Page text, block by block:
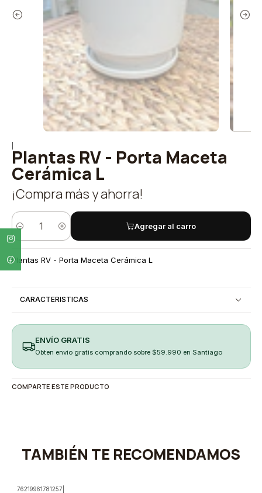
Plantas RV - Porta Maceta
Cerámica L
¡Compra más y ahorra!
Cantidad
Agregar al carro
Plantas RV - Porta Maceta Cerámica L
CARACTERISTICAS
ENVÍO GRATIS
Obten envio gratis comprando sobre $59.990 en Santiago
COMPARTE ESTE PRODUCTO
TAMBIÉN TE RECOMENDAMOS
76219961781257